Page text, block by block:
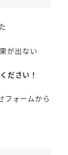
が出ない
ださい！
フォームから